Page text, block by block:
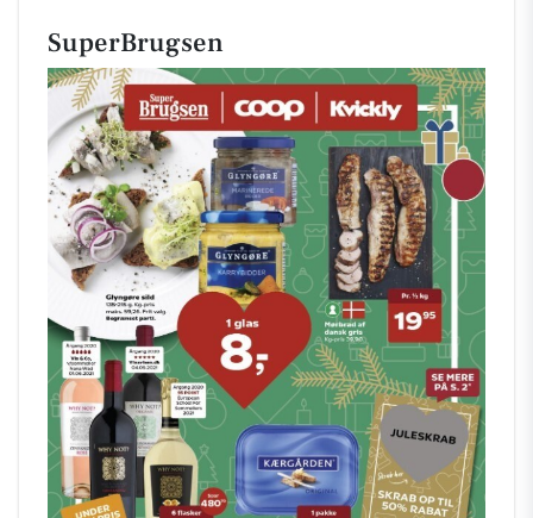
SuperBrugsen